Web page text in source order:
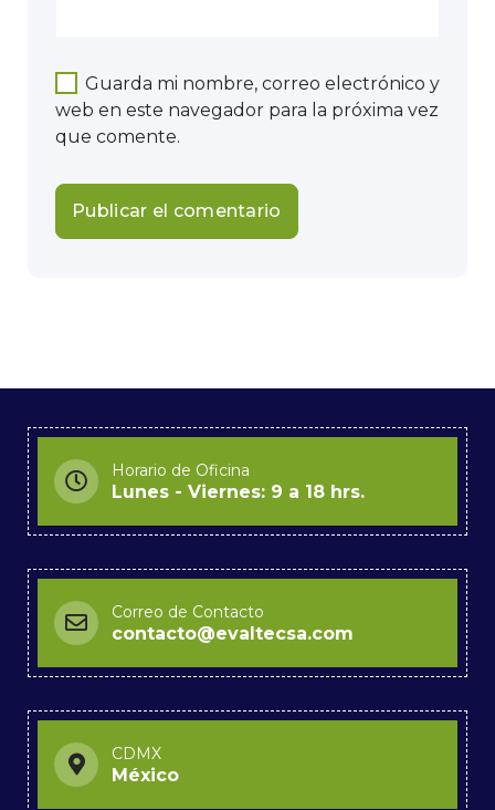
Guarda mi nombre, correo electrónico y
web en este navegador para la próxima vez
que comente.
Horario de Oficina
Lunes - Viernes: 9 a 18 hrs.
Correo de Contacto
contacto@evaltecsa.com
CDMX
México